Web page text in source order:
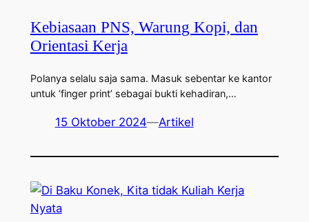
Kebiasaan PNS, Warung Kopi, dan
Orientasi Kerja
Polanya selalu saja sama. Masuk sebentar ke kantor
untuk ‘finger print’ sebagai bukti kehadiran,…
15 Oktober 2024—Artikel